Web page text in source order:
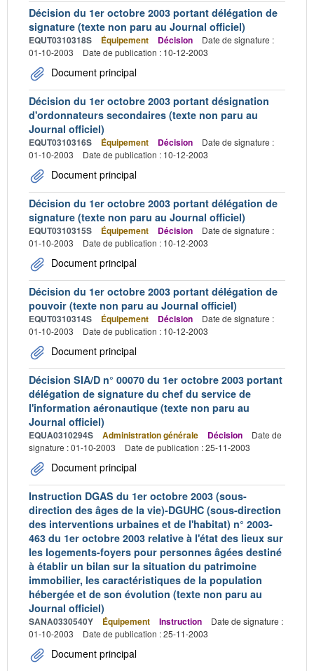
Décision du 1er octobre 2003 portant délégation de
signature (texte non paru au Journal officiel)
EQUT0310318S Équipement Décision
Date de signature :
01-10-2003
Date de publication : 10-12-2003
Document principal
Décision du 1er octobre 2003 portant désignation
d'ordonnateurs secondaires (texte non paru au
Journal officiel)
EQUT0310316S Équipement Décision
Date de signature :
01-10-2003
Date de publication : 10-12-2003
Document principal
Décision du 1er octobre 2003 portant délégation de
signature (texte non paru au Journal officiel)
EQUT0310315S Équipement Décision
Date de signature :
01-10-2003
Date de publication : 10-12-2003
Document principal
Décision du 1er octobre 2003 portant délégation de
pouvoir (texte non paru au Journal officiel)
EQUT0310314S Équipement Décision
Date de signature :
01-10-2003
Date de publication : 10-12-2003
Document principal
Décision SIA/D n° 00070 du 1er octobre 2003 portant
délégation de signature du chef du service de
l'information aéronautique (texte non paru au
Journal officiel)
EQUA0310294S Administration générale Décision
Date de
signature : 01-10-2003
Date de publication : 25-11-2003
Document principal
Instruction DGAS du 1er octobre 2003 (sous-
direction des âges de la vie)-DGUHC (sous-direction
des interventions urbaines et de l'habitat) n° 2003-
463 du 1er octobre 2003 relative à l'état des lieux sur
les logements-foyers pour personnes âgées destiné
à établir un bilan sur la situation du patrimoine
immobilier, les caractéristiques de la population
hébergée et de son évolution (texte non paru au
Journal officiel)
SANA0330540Y Équipement Instruction
Date de signature :
01-10-2003
Date de publication : 25-11-2003
Document principal